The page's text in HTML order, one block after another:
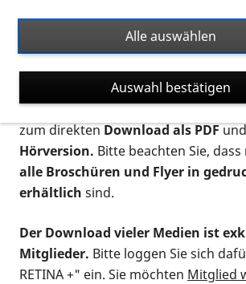
Ort. Nutzen Sie den Formatfilter, um
nach Flyern und Broschüren, Audios
suchen. Die meisten Flyer und
verschiedenen Formaten angeboten:
postalischen Bestellung als
zum direktenDownload als PDF
Hörversion. Bitte beachten Sie, dass
alle Broschüren und Flyer in
erhältlich sind.
Der Download vieler Medien ist
Mitglieder. Bitte loggen Sie sich
RETINA +" ein. Sie möchten Mitglied
Alle auswählen
Auswahl bestätigen